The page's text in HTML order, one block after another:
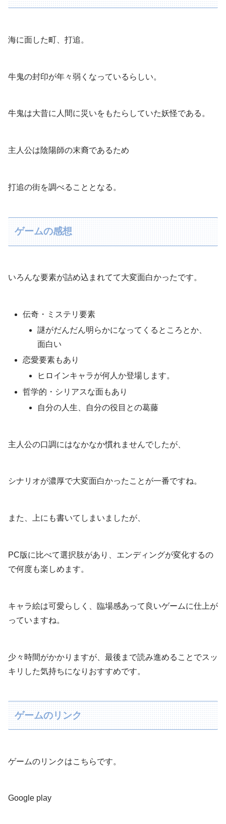
海に面した町、打追。
牛鬼の封印が年々弱くなっているらしい。
牛鬼は大昔に人間に災いをもたらしていた妖怪である。
主人公は陰陽師の末裔であるため
打追の街を調べることとなる。
ゲームの感想
いろんな要素が詰め込まれてて大変面白かったです。
伝奇・ミステリ要素
謎がだんだん明らかになってくるところとか、
面白い
恋愛要素もあり
ヒロインキャラが何人か登場します。
哲学的・シリアスな面もあり
自分の人生、自分の役目との葛藤
主人公の口調にはなかなか慣れませんでしたが、
シナリオが濃厚で大変面白かったことが一番ですね。
また、上にも書いてしまいましたが、
PC版に比べて選択肢があり、エンディングが変化するの
で何度も楽しめます。
キャラ絵は可愛らしく、臨場感あって良いゲームに仕上が
っていますね。
少々時間がかかりますが、最後まで読み進めることでスッ
キリした気持ちになりおすすめです。
ゲームのリンク
ゲームのリンクはこちらです。
Google play